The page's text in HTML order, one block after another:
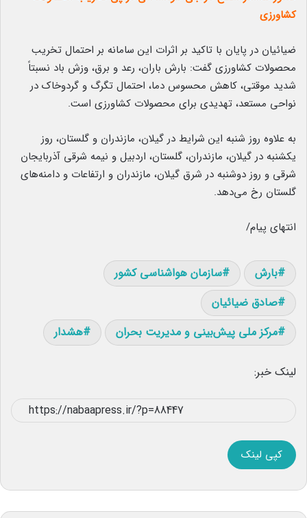
کشاورزی
ضیائیان در پایان با تاکید بر اثرات این سامانه بر احتمال تخریب
محصولات کشاورزی گفت: بارش باران، رعد و برق، وزش باد نسبتاً
شدید موقتی، کاهش محسوس دما، احتمال تگرگ و گردوخاک در
نواحی مستعد، تهدیدی برای محصولات کشاورزی است.
به علاوه روز شنبه این شرایط در گیلان، مازندران و گلستان، روز
یکشنبه در گیلان، مازندران، گلستان، اردبیل و نیمه شرقی آذربایجان
شرقی و روز دوشنبه در شرق گیلان، مازندران و ارتفاعات و دامنه‌های
گلستان رخ می‌دهد.
انتهای پیام/
بارش
سازمان هواشناسی کشور
صادق ضیائیان
مرکز ملی پیش‌بینی و مدیریت بحران
هشدار
لینک خبر:
کپی لینک